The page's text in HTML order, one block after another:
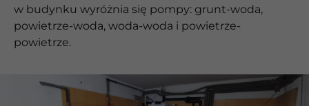
w budynku wyróżnia się pompy: grunt-woda,
powietrze-woda, woda-woda i powietrze-
powietrze.